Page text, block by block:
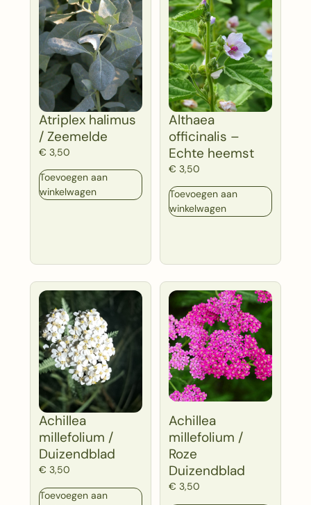
Atriplex halimus
/ Zeemelde
€ 3,50
Toevoegen aan
winkelwagen
Althaea
officinalis –
Echte heemst
€ 3,50
Toevoegen aan
winkelwagen
Achillea
millefolium /
Duizendblad
€ 3,50
Toevoegen aan
Achillea
millefolium /
Roze
Duizendblad
€ 3,50